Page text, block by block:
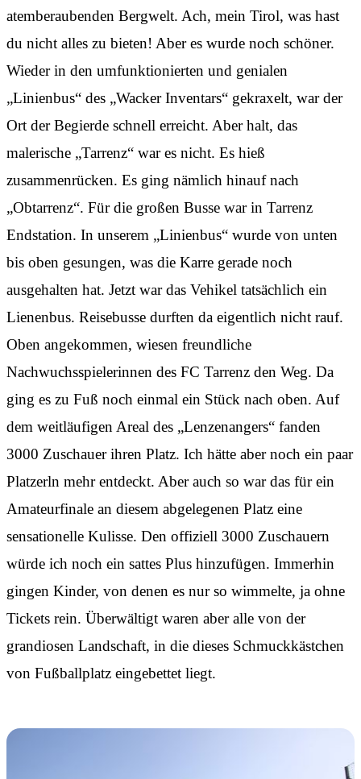
atemberaubenden Bergwelt. Ach, mein Tirol, was hast
du nicht alles zu bieten! Aber es wurde noch schöner.
Wieder in den umfunktionierten und genialen
„Linienbus“ des „Wacker Inventars“ gekraxelt, war der
Ort der Begierde schnell erreicht. Aber halt, das
malerische „Tarrenz“ war es nicht. Es hieß
zusammenrücken. Es ging nämlich hinauf nach
„Obtarrenz“. Für die großen Busse war in Tarrenz
Endstation. In unserem „Linienbus“ wurde von unten
bis oben gesungen, was die Karre gerade noch
ausgehalten hat. Jetzt war das Vehikel tatsächlich ein
Lienenbus. Reisebusse durften da eigentlich nicht rauf.
Oben angekommen, wiesen freundliche
Nachwuchsspielerinnen des FC Tarrenz den Weg. Da
ging es zu Fuß noch einmal ein Stück nach oben. Auf
dem weitläufigen Areal des „Lenzenangers“ fanden
3000 Zuschauer ihren Platz. Ich hätte aber noch ein paar
Platzerln mehr entdeckt. Aber auch so war das für ein
Amateurfinale an diesem abgelegenen Platz eine
sensationelle Kulisse. Den offiziell 3000 Zuschauern
würde ich noch ein sattes Plus hinzufügen. Immerhin
gingen Kinder, von denen es nur so wimmelte, ja ohne
Tickets rein. Überwältigt waren aber alle von der
grandiosen Landschaft, in die dieses Schmuckkästchen
von Fußballplatz eingebettet liegt.